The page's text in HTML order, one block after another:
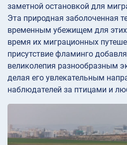
заметной остановкой для
Эта природная заболоченная
временным убежищем для
время их миграционных
присутствие фламинго
великолепия разнообразным
делая его увлекательным
наблюдателей за птицами и